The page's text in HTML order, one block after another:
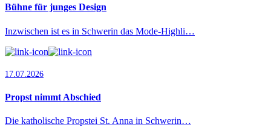
Bühne für junges Design
Inzwischen ist es in Schwerin das Mode-Highli…
17.07.2026
Propst nimmt Abschied
Die katholische Propstei St. Anna in Schwerin…